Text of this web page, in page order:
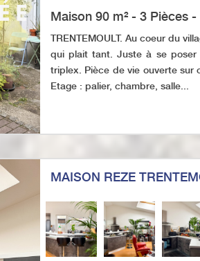
Maison 90 m² - 3 Pièces -
TRENTEMOULT. Au coeur du
qui plait tant. Juste à se poser
triplex. Pièce de vie ouverte sur
Etage : palier, chambre, salle...
MAISON REZE